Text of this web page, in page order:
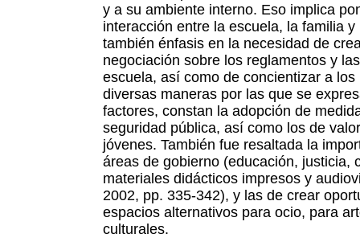
y a su ambiente interno. Eso implica
interacción entre la escuela, la familia
también énfasis en la necesidad de
negociación sobre los reglamentos y
escuela, así como de concientizar a
diversas maneras por las que se
factores, constan la adopción de
seguridad pública, así como los de
jóvenes. También fue resaltada la
áreas de gobierno (educación, justicia,
materiales didácticos impresos y
2002, pp. 335-342), y las de crear
espacios alternativos para ocio, para
culturales.